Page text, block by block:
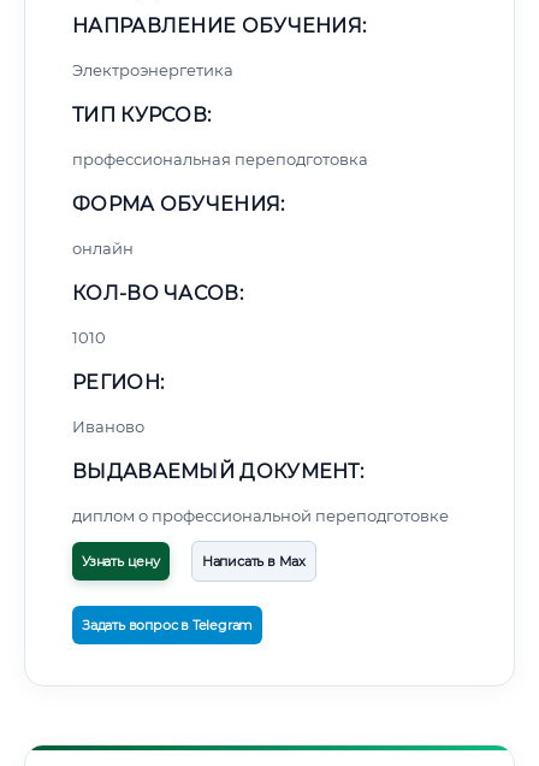
НАПРАВЛЕНИЕ ОБУЧЕНИЯ:
Электроэнергетика
ТИП КУРСОВ:
профессиональная переподготовка
ФОРМА ОБУЧЕНИЯ:
онлайн
КОЛ-ВО ЧАСОВ:
1010
РЕГИОН:
Иваново
ВЫДАВАЕМЫЙ ДОКУМЕНТ:
диплом о профессиональной переподготовке
Узнать цену Написать в Max
Задать вопрос в Telegram